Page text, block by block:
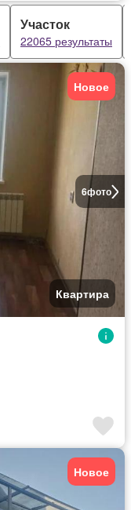
Участок
22065 результаты
6фото
Новое
Квартира
Новое